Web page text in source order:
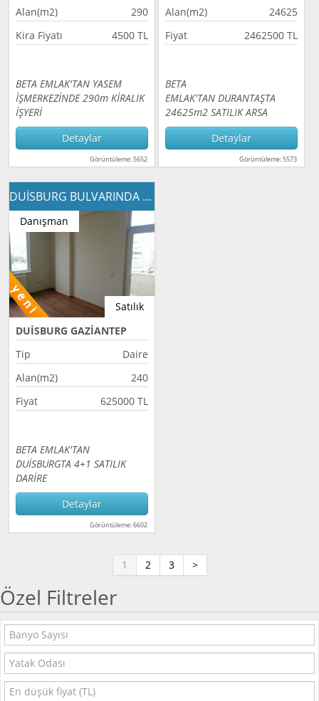
Alan(m2)
290
Kira Fiyatı
4500 TL
BETA EMLAK'TAN YASEM
İŞMERKEZİNDE 290m KİRALIK
İŞYERİ
Detaylar
Görüntüleme: 5652
Alan(m2)
24625
Fiyat
2462500 TL
BETA
EMLAK'TAN DURANTAŞTA
24625m2 SATILIK ARSA
Detaylar
Görüntüleme: 5573
DUİSBURG BULVARINDA 4+1 SATILIK DAİRE
Satılık
Danışman
DUİSBURG GAZİANTEP
Tip
Daire
Alan(m2)
240
Fiyat
625000 TL
BETA EMLAK'TAN
DUİSBURGTA 4+1 SATILIK
DARİRE
Detaylar
Görüntüleme: 6602
1 2 3 >
Özel Filtreler